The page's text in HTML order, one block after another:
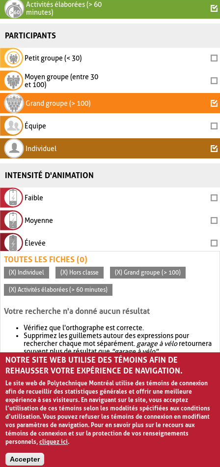
Activités élaborées (> 60
minutes)
PARTICIPANTS
Petit groupe (< 30)
Moyen groupe (entre 30
et 100)
Grand groupe (> 100)
Équipe
Individuel
INTENSITÉ D'ANIMATION
Faible
Moyenne
Élevée
TOUTES LES FICHES (0)
(X) Individuel (X) Hors classe (X) Grand groupe (> 100)
(X) Activités élaborées (> 60 minutes)
Votre recherche n'a donné aucun résultat
Vérifiez que l'orthographe est correcte.
Supprimez les guillemets autour des expressions pour
rechercher chaque mot séparément. garage à véloretournera
souvent plus de résultat que"garage à vélo".
Envisagez d'élargir votre recherche avec OR.garage OR vélo
retournera souvent plus de résultat quegarage à vélo
NOTRE SITE WEB UTILISE DES TÉMOINS AFIN DE
REHAUSSER VOTRE EXPÉRIENCE DE NAVIGATION.
Le site web de Polytechnique Montréal utilise des témoins de connexion
afin de recueillir des statistiques générales et offrir une meilleure
expérience à ses visiteurs. En naviguant sur le site, vous acceptez
l’utilisation de ces témoins selon les modalités spécifiées aux conditions
d’utilisation. Vous pouvez refuser les témoins de connexion en modifiant
vos paramètres de navigation. Pour en savoir plus sur le recours aux
témoins de connexion et sur la protection de vos renseignements
personnels,cliquez ici.
Accepter